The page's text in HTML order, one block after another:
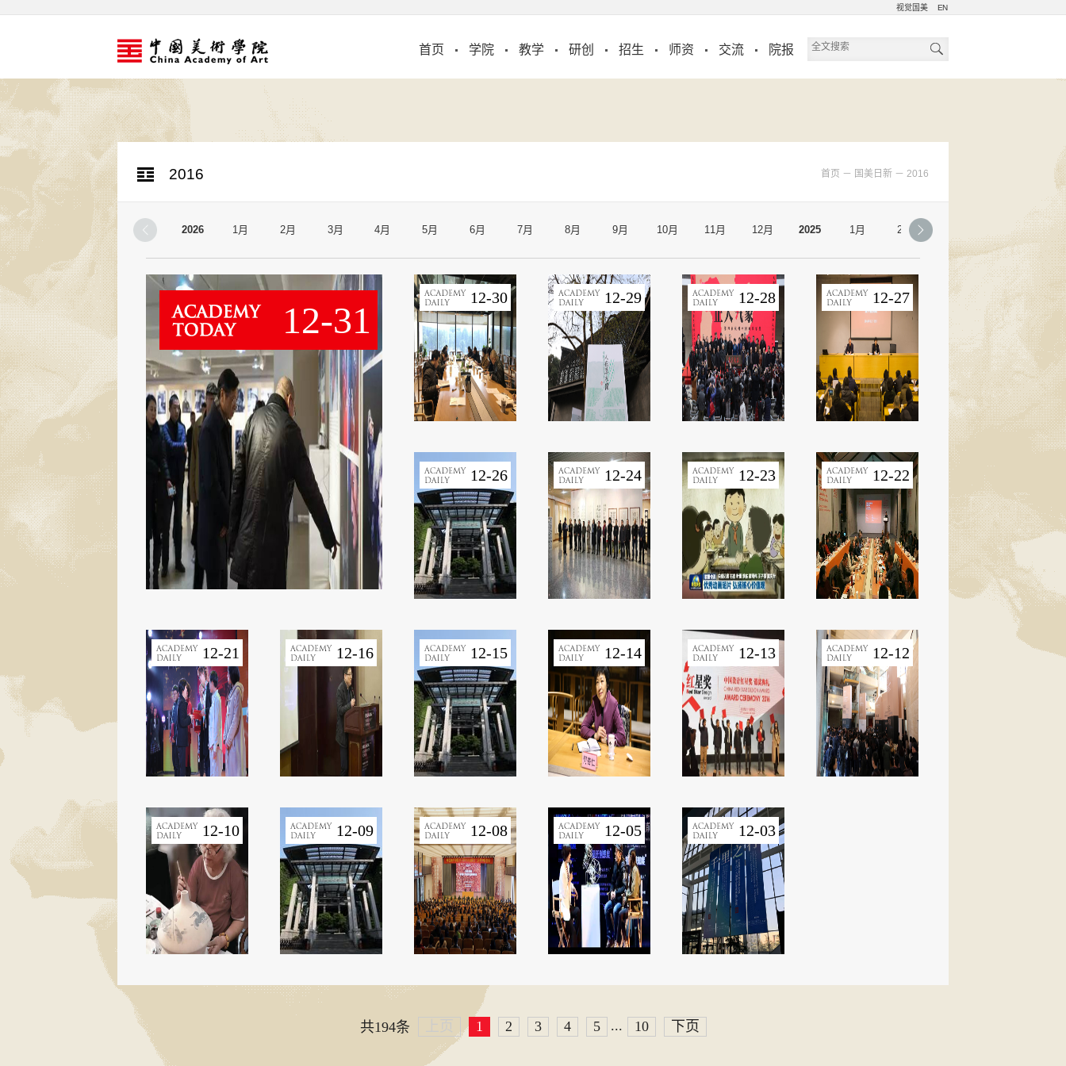
视觉国美 EN
首页 学院 教学 研创 招生 师资 交流 院报
首页 － 国美日新 － 2016
2016
2026 1月 2月 3月 4月 5月 6月 7月 8月 9月 10月 11月 12月 2025 1月 2月 5月
12-31
12-30 12-29 12-28 12-27
12-26 12-24 12-23 12-22
12-21 12-16 12-15 12-14 12-13 12-12
12-10 12-09 12-08 12-05 12-03
共194条 1 2 3 4 5 ... 10 下页